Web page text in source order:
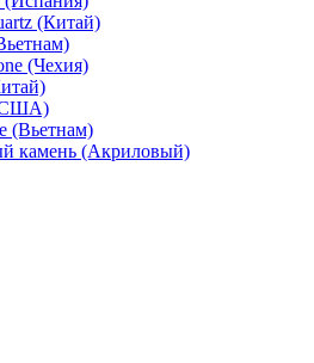
(Китай)
(Чехия)
(Вьетнам)
камень (Акриловый)